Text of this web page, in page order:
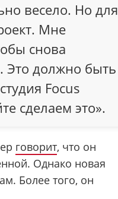
весело. Но для
Мне
снова
Это должно быть
Focus
сделаем это».
говорит, что он
Однако новая
Более того, он